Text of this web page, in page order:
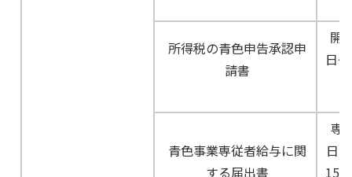
所得税の青色申告承認申
請書
開
日
青色事業専従者給与に関
する届出書
専
日
15